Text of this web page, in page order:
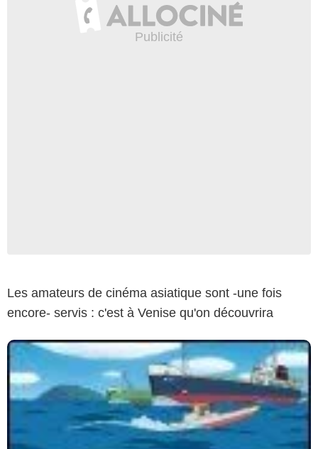
Les amateurs de cinéma asiatique sont -une fois
encore- servis : c'est à Venise qu'on découvrira